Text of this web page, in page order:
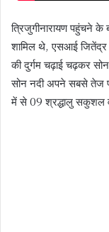
त्रिजुगीनारायण पहुंचने
शामिल थे, एसआई जितेंद्र
की दुर्गम चढ़ाई चढ़कर
सोन नदी अपने सबसे तेज
में से 09 श्रद्धालु सकुशल